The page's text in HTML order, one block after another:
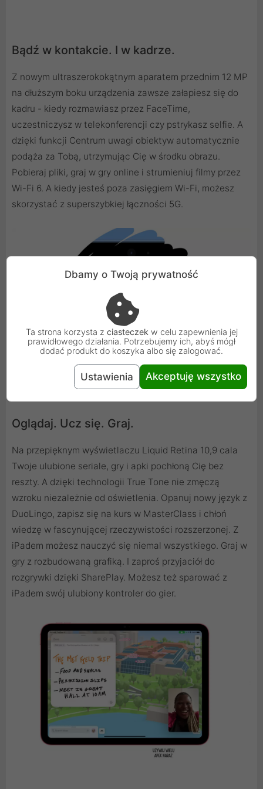
Bądź w kontakcie. I w kadrze.
Z nowym ultraszerokokątnym aparatem przednim 12 MP
na dłuższym boku urządzenia zawsze załapiesz się do
kadru - kiedy rozmawiasz przez FaceTime,
uczestniczysz w telekonferencji czy pstrykasz selfie. A
dzięki funkcji Centrum uwagi obiektyw automatycznie
podąża za Tobą, utrzymując Cię w środku obrazu.
Pobieraj pliki, graj w gry online i strumieniuj filmy przez
Wi- Fi 6. A kiedy jesteś poza zasięgiem Wi- Fi, możesz
skorzystać z superszybkiej łączności 5G.
Oglądaj. Ucz się. Graj.
Na przepięknym wyświetlaczu Liquid Retina 10,9 cala
Twoje ulubione seriale, gry i apki pochłoną Cię bez
reszty. A dzięki technologii True Tone nie zmęczą
wzroku niezależnie od oświetlenia. Opanuj nowy język z
DuoLingo, zapisz się na kurs w MasterClass i chłoń
wiedzę w fascynującej rzeczywistości rozszerzonej. Z
iPadem możesz nauczyć się niemal wszystkiego. Graj w
gry z rozbudowaną grafiką. I zaproś przyjaciół do
rozgrywki dzięki SharePlay. Możesz też sparować z
iPadem swój ulubiony kontroler do gier.
Dbamy o Twoją prywatność
Ta strona korzysta z ciasteczek w celu zapewnienia jej
prawidłowego działania. Potrzebujemy ich, abyś mógł
dodać produkt do koszyka albo się zalogować.
Ustawienia Akceptuję wszystko